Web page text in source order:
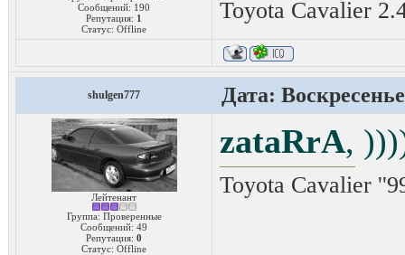
Сообщений: 190
Репутация: 1
Статус: Offline
Toyota Cavalier
shulgen777 Дата:
Лейтенант
Группа: Проверенные
Сообщений: 49
Репутация: 0
Статус: Offline
zataRrA,
Toyota Cavalier